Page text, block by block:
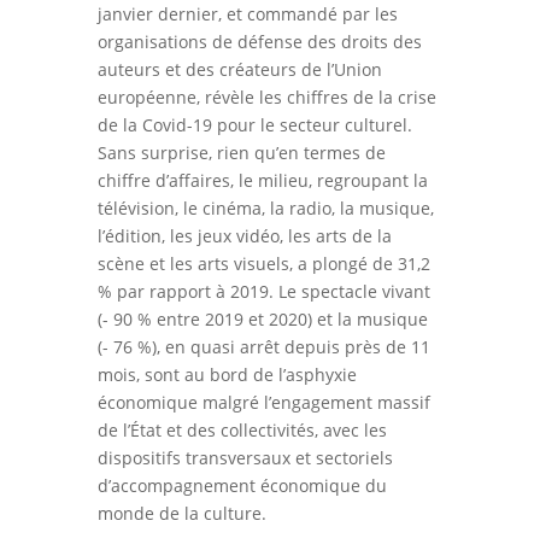
janvier dernier, et commandé par les
organisations de défense des droits des
auteurs et des créateurs de l’Union
européenne, révèle les chiffres de la crise
de la Covid-19 pour le secteur culturel.
Sans surprise, rien qu’en termes de
chiffre d’affaires, le milieu, regroupant la
télévision, le cinéma, la radio, la musique,
l’édition, les jeux vidéo, les arts de la
scène et les arts visuels, a plongé de 31,2
% par rapport à 2019. Le spectacle vivant
(- 90 % entre 2019 et 2020) et la musique
(- 76 %), en quasi arrêt depuis près de 11
mois, sont au bord de l’asphyxie
économique malgré l’engagement massif
de l’État et des collectivités, avec les
dispositifs transversaux et sectoriels
d’accompagnement économique du
monde de la culture.